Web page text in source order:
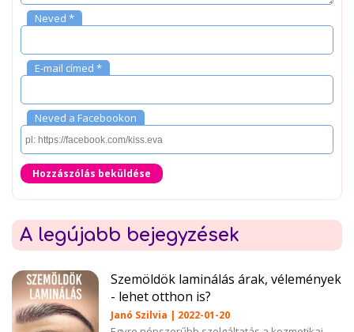
Neved *
E-mail címed *
Neved a Facebookon
Hozzászólás beküldése
A legújabb bejegyzések
Szemöldök laminálás árak, vélemények
- lehet otthon is?
Janó Szilvia | 2022-01-20